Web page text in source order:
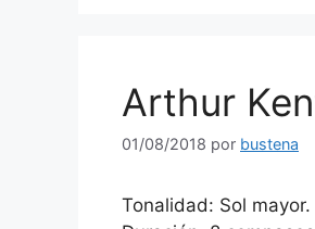
Arthur
01/08/2018 por bustena
Tonalidad: Sol mayor.